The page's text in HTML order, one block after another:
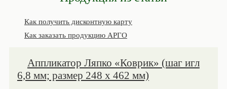
Как получить дисконтную карту
Как заказать продукцию АРГО
Аппликатор Ляпко «Коврик» (шаг игл
6,8 мм; размер 248 х 462 мм)